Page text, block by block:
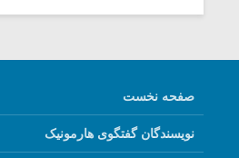
صفحه نخست
نویسندگان گفتگوی هارمونیک